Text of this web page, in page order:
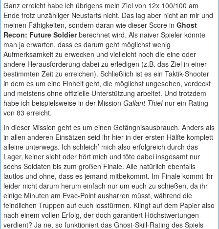
Ganz erreicht habe ich übrigens mein Ziel von 12x 100/100 am
Ende trotz unzähliger Neustarts nicht. Das lag aber nicht an mir und
meinen Fähigkeiten, sondern daran wie dieser Score in Ghost
Recon: Future Soldierberechnet wird. Als naiver Spieler könnte
man ja erwarten, dass es darum geht möglichst wenig
Aufmerksamkeit zu erwecken und vielleicht noch die eine oder
andere Herausforderung dabei zu erledigen (z.B. das Ziel in einer
bestimmten Zeit zu erreichen). Schließlich ist es ein Taktik-Shooter
in dem es um eine Einheit geht, die möglichst ungesehen, verdeckt
und meistens ohne offizielle Unterstützung arbeitet. Und trotzdem
habe ich beispielsweise in der Mission Gallant Thiefnur ein Rating
von 83 erreicht.
In dieser Mission geht es um einen Gefängnisausbrauch. Anders als
in allen anderen Einsätzen seid ihr hier in der ersten Hälfte komplett
alleine unterwegs. Ich schleich’ mich also erfolgreich durch das
Lager, keiner sieht oder hört mich und töte dabei insgesamt nur
sechs Soldaten bis zum großen Finale. Alle natürlich ebenfalls
lautlos und ohne, dass es jemand mitbekommt. Im Finale kommt ihr
leider nicht darum herum einfach nur um euch zu schießen, da ihr
einige Minuten am Evac-Point ausharren müsst, während die
feindlichen Truppen auf euch losstürmen. Klingt auf dem Papier also
nach einem vollen Erfolg, der doch garantiert Höchstwertungen
verdient? Ja ne, so funktioniert das Ghost-Skill-Rating des Spiels